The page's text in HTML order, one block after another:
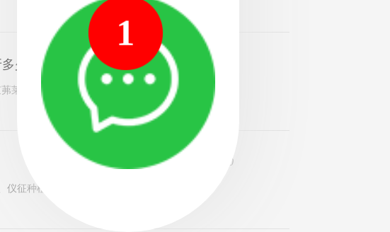
2024-08-20
少钱一颗
莱堡种植牙医院医院新闻:南京市种植
2024-08-20
征种植牙专科医院。医院排行榜_仪
1